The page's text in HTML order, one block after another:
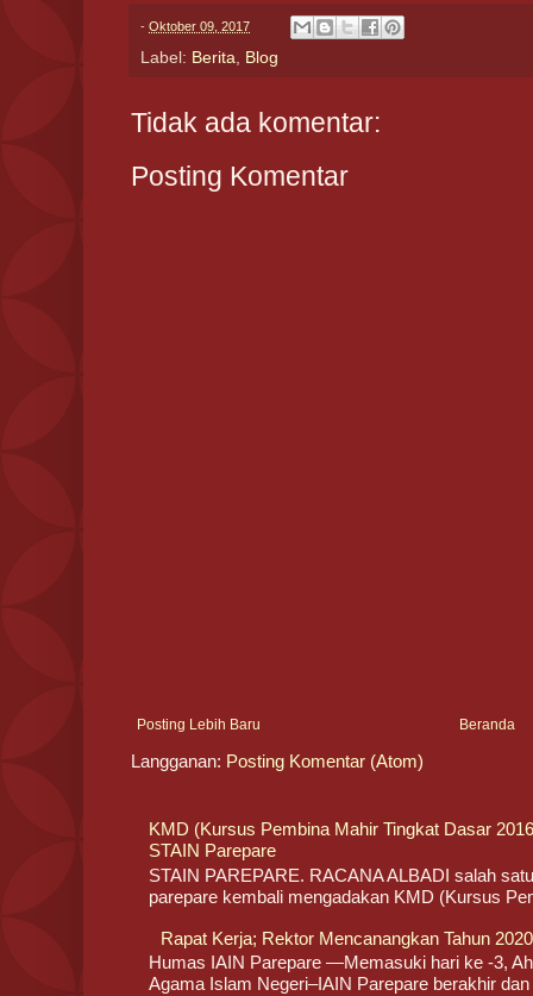
- Oktober 09, 2017
Label: Berita, Blog
Tidak ada komentar:
Posting Komentar
Posting Lebih Baru Beranda
Langganan: Posting Komentar (Atom)
KMD (Kursus Pembina Mahir Tingkat Dasar
STAIN Parepare
STAIN PAREPARE. RACANA ALBADI salah
parepare kembali mengadakan KMD (Kursus
Rapat Kerja; Rektor Mencanangkan Tahun
Humas IAIN Parepare —Memasuki hari ke -3,
Agama Islam Negeri–IAIN Parepare berakhir